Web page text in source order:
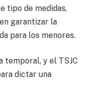
tipo de medidas,
garantizar la
para los menores.
temporal, y el TSJC
dictar una